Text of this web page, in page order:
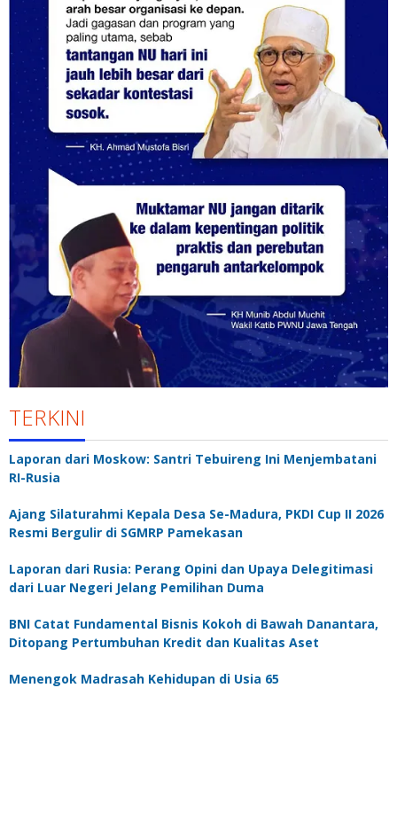
TERKINI
Laporan dari Moskow: Santri Tebuireng Ini Menjembatani
RI-Rusia
Ajang Silaturahmi Kepala Desa Se-Madura, PKDI Cup II 2026
Resmi Bergulir di SGMRP Pamekasan
Laporan dari Rusia: Perang Opini dan Upaya Delegitimasi
dari Luar Negeri Jelang Pemilihan Duma
BNI Catat Fundamental Bisnis Kokoh di Bawah Danantara,
Ditopang Pertumbuhan Kredit dan Kualitas Aset
Menengok Madrasah Kehidupan di Usia 65